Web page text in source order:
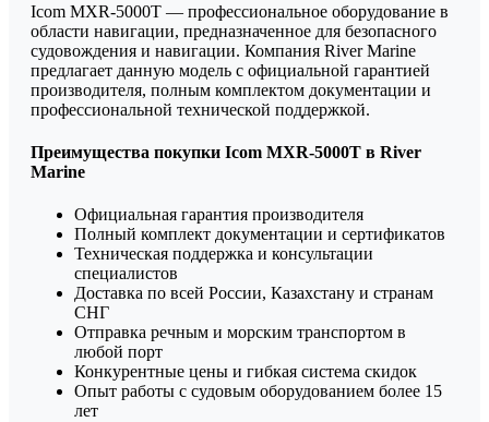
Icom MXR-5000T — профессиональное оборудование в
области навигации, предназначенное для безопасного
судовождения и навигации. Компания River Marine
предлагает данную модель с официальной гарантией
производителя, полным комплектом документации и
профессиональной технической поддержкой.
Преимущества покупки Icom MXR-5000T в River
Marine
Официальная гарантия производителя
Полный комплект документации и сертификатов
Техническая поддержка и консультации
специалистов
Доставка по всей России, Казахстану и странам
СНГ
Отправка речным и морским транспортом в
любой порт
Конкурентные цены и гибкая система скидок
Опыт работы с судовым оборудованием более 15
лет